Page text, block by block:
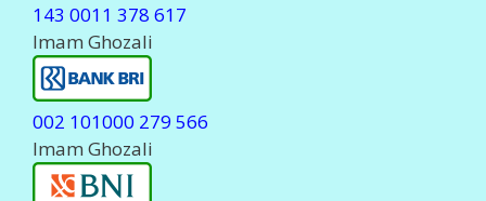
143 0011 378 617
Imam Ghozali
002 101000 279 566
Imam Ghozali